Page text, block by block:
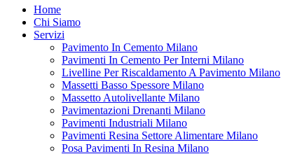
Home
Chi Siamo
Servizi
Pavimento In Cemento Milano
Pavimenti In Cemento Per Interni Milano
Livelline Per Riscaldamento A Pavimento Milano
Massetti Basso Spessore Milano
Massetto Autolivellante Milano
Pavimentazioni Drenanti Milano
Pavimenti Industriali Milano
Pavimenti Resina Settore Alimentare Milano
Posa Pavimenti In Resina Milano